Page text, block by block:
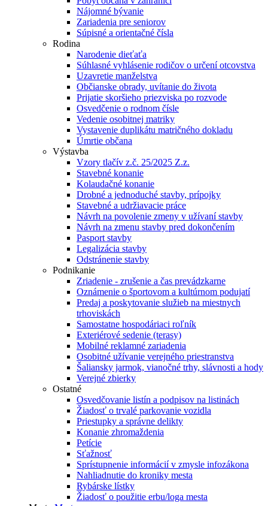
Nájomné bývanie
Zariadenia pre seniorov
Súpisné a orientačné čísla
Rodina
Narodenie dieťaťa
Súhlasné vyhlásenie rodičov o určení otcovstva
Uzavretie manželstva
Občianske obrady, uvítanie do života
Prijatie skoršieho priezviska po rozvode
Osvedčenie o rodnom čísle
Vedenie osobitnej matriky
Vystavenie duplikátu matričného dokladu
Úmrtie občana
Výstavba
Vzory tlačív z.č. 25/2025 Z.z.
Stavebné konanie
Kolaudačné konanie
Drobné a jednoduché stavby, prípojky
Stavebné a udržiavacie práce
Návrh na povolenie zmeny v užívaní stavby
Návrh na zmenu stavby pred dokončením
Pasport stavby
Legalizácia stavby
Odstránenie stavby
Podnikanie
Zriadenie - zrušenie a čas prevádzkarne
Oznámenie o športovom a kultúrnom podujatí
Predaj a poskytovanie služieb na miestnych
trhoviskách
Samostatne hospodáriaci roľník
Exteriérové sedenie (terasy)
Mobilné reklamné zariadenia
Osobitné užívanie verejného priestranstva
Šaliansky jarmok, vianočné trhy, slávnosti a hody
Verejné zbierky
Ostatné
Osvedčovanie listín a podpisov na listinách
Žiadosť o trvalé parkovanie vozidla
Priestupky a správne delikty
Konanie zhromaždenia
Petície
Sťažnosť
Sprístupnenie informácií v zmysle infozákona
Nahliadnutie do kroniky mesta
Rybárske lístky
Žiadosť o použitie erbu/loga mesta